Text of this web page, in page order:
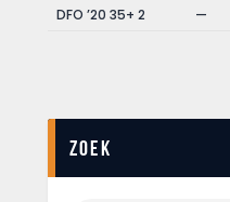
DFO ’20 35+ 2 —
Zoek